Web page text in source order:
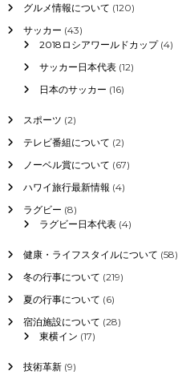
グルメ情報について (120)
サッカー (43)
2018ロシアワールドカップ(4)
サッカー日本代表(12)
日本のサッカー (16)
スポーツ (2)
テレビ番組について (2)
ノーベル賞について (67)
ハワイ旅行最新情報 (4)
ラグビー (8)
ラグビー日本代表(4)
健康・ライフスタイルについて (58)
冬の行事について (219)
夏の行事について (6)
宿泊施設について (28)
東横イン (17)
技術革新(9)